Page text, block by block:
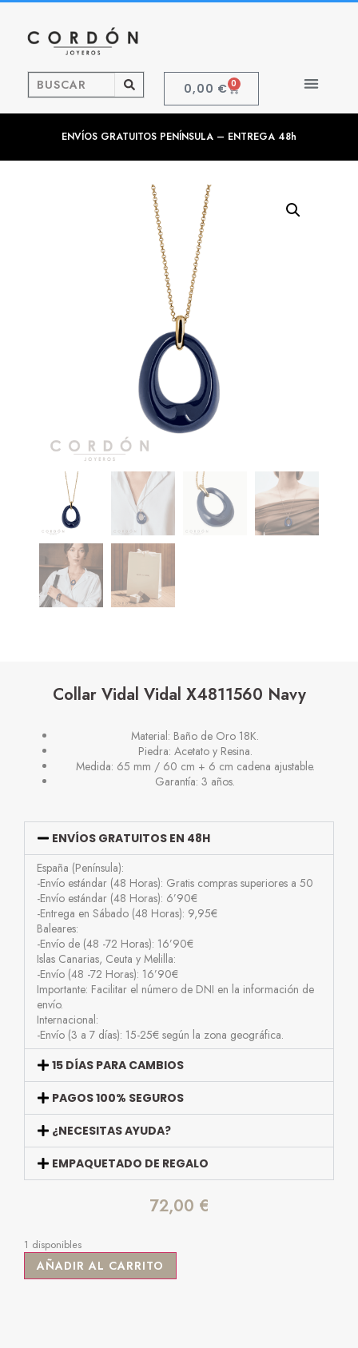
0,00 € 0
ENVÍOS GRATUITOS PENÍNSULA – ENTREGA 48h
Collar Vidal Vidal X4811560 Navy
Material: Baño de Oro 18K.
Piedra: Acetato y Resina.
Medida: 65 mm / 60 cm + 6 cm cadena ajustable.
Garantía: 3 años.
ENVÍOS GRATUITOS EN 48H
España (Península):
-Envío estándar (48 Horas): Gratis compras superiores a 50
-Envío estándar (48 Horas): 6’90€
-Entrega en Sábado (48 Horas): 9,95€
Baleares:
-Envío de (48 -72 Horas): 16’90€
Islas Canarias, Ceuta y Melilla:
-Envío (48 -72 Horas): 16’90€
Importante: Facilitar el número de DNI en la información de
envío.
Internacional:
-Envío (3 a 7 días): 15-25€ según la zona geográfica.
15 DÍAS PARA CAMBIOS
PAGOS 100% SEGUROS
¿NECESITAS AYUDA?
EMPAQUETADO DE REGALO
72,00 €
1 disponibles
AÑADIR AL CARRITO